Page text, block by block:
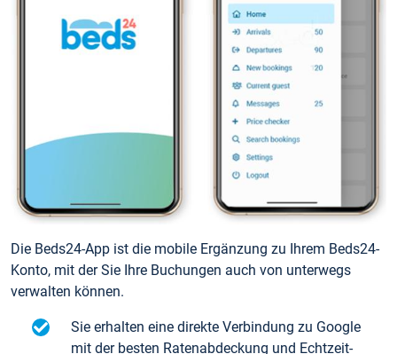
Die Beds24-App ist die mobile Ergänzung zu Ihrem Beds24-
Konto, mit der Sie Ihre Buchungen auch von unterwegs
verwalten können.
Sie erhalten eine direkte Verbindung zu Google
mit der besten Ratenabdeckung und Echtzeit-